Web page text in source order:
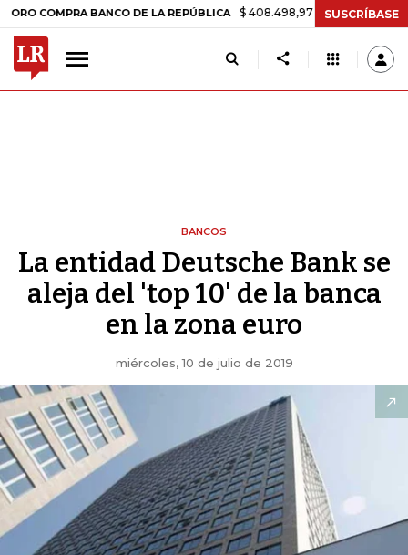
BANCO DE LA REPÚBLICA $ 408.498,97 +$ 8.753,81 +2,19%
SUSCRÍBASE
BANCOS
La entidad Deutsche Bank se
aleja del 'top 10' de la banca
en la zona euro
miércoles, 10 de julio de 2019